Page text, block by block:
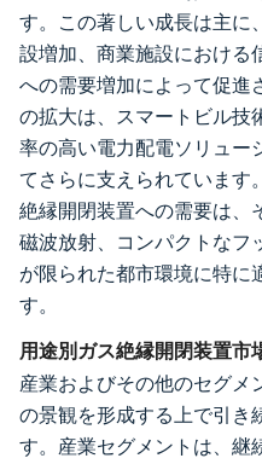
す。この著しい成長は主に
設増加、商業施設における
への需要増加によって促進
の拡大は、スマートビル技
率の高い電力配電ソリュー
てさらに支えられています
絶縁開閉装置への需要は、
磁波放射、コンパクトなフ
が限られた都市環境に特に
す。
用途別ガス絶縁開閉装置市
産業およびその他のセグメ
の景観を形成する上で引き
す。産業セグメントは、継